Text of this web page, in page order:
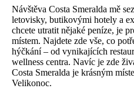
Návštěva Costa Smeralda mě
letovisky, butikovými hotely a
chcete utratit nějaké peníze, je
místem. Najdete zde vše, co
hýčkání – od vynikajících
wellness centra. Navíc je zde
Costa Smeralda je krásným
Velikonoc.